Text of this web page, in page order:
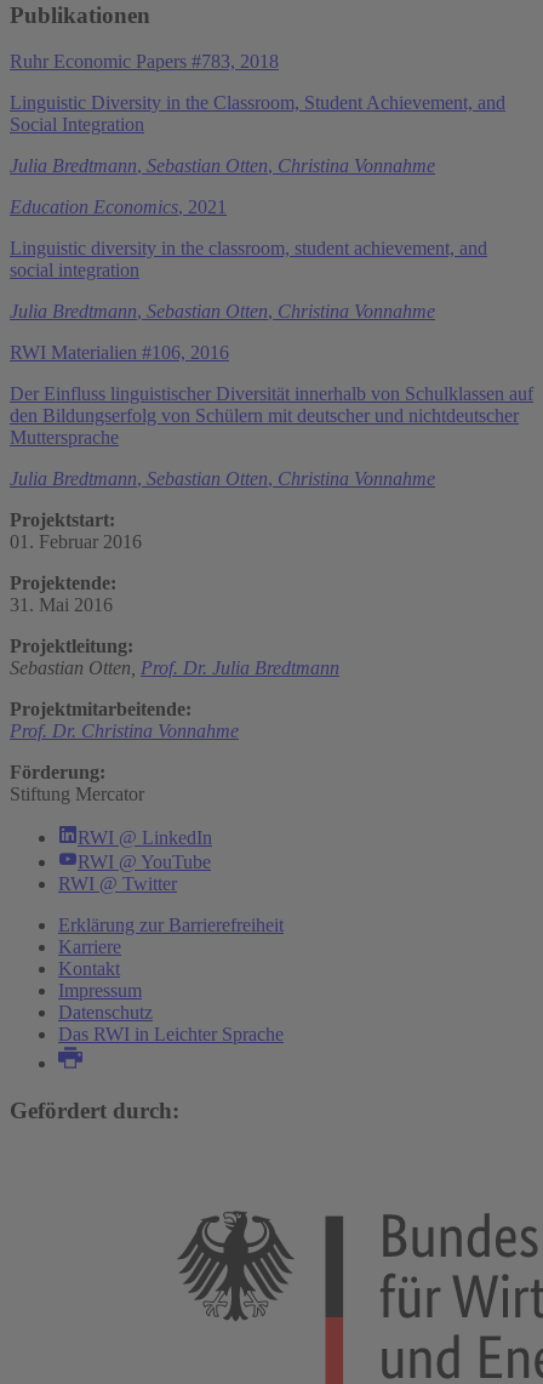
Publikationen
Ruhr Economic Papers #783, 2018
Linguistic Diversity in the Classroom, Student Achievement, and
Social Integration
Julia Bredtmann, Sebastian Otten, Christina Vonnahme
Education Economics, 2021
Linguistic diversity in the classroom, student achievement, and
social integration
Julia Bredtmann, Sebastian Otten, Christina Vonnahme
RWI Materialien #106, 2016
Der Einfluss linguistischer Diversität innerhalb von Schulklassen auf
den Bildungserfolg von Schülern mit deutscher und nichtdeutscher
Muttersprache
Julia Bredtmann, Sebastian Otten, Christina Vonnahme
Projektstart:
01. Februar 2016
Projektende:
31. Mai 2016
Projektleitung:
Sebastian Otten, Prof. Dr. Julia Bredtmann
Projektmitarbeitende:
Prof. Dr. Christina Vonnahme
Förderung:
Stiftung Mercator
RWI @ LinkedIn
RWI @ YouTube
RWI @ Twitter
Erklärung zur Barrierefreiheit
Karriere
Kontakt
Impressum
Datenschutz
Das RWI in Leichter Sprache
Gefördert durch: